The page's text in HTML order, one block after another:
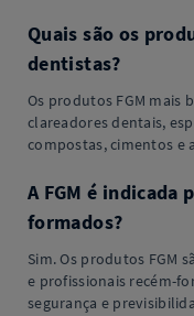
Quais são os
dentistas?
Os produtos FGM mais
clareadores dentais,
compostas, cimentos e
A FGM é indicada
formados?
Sim. Os produtos FGM
e profissionais recém-
segurança e